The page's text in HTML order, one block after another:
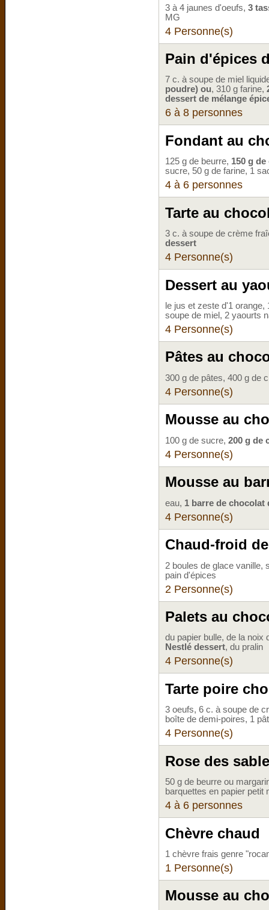
3 à 4 jaunes d'oeufs, 3
MG
4 Personne(s)
Pain d'épices
7 c. à soupe de miel
poudre) ou, 310 g farine,
dessert de mélange
6 à 8 personnes
Fondant au
125 g de beurre, 150 g
sucre, 50 g de farine, 1
4 à 6 personnes
Tarte au
3 c. à soupe de crème
dessert
4 Personne(s)
Dessert au
le jus et zeste d'1
soupe de miel, 2 yaourts
4 Personne(s)
Pâtes au
300 g de pâtes, 400 g de
4 Personne(s)
Mousse au
100 g de sucre, 200 g de
4 Personne(s)
Mousse au
eau, 1 barre de chocolat
4 Personne(s)
Chaud-froid
2 boules de glace vanille,
pain d'épices
2 Personne(s)
Palets au
du papier bulle, de la
Nestlé dessert, du pralin
4 Personne(s)
Tarte poire
3 oeufs, 6 c. à soupe de
boîte de demi-poires, 1
4 Personne(s)
Rose des
50 g de beurre ou
barquettes en papier petit
4 à 6 personnes
Chèvre chaud
1 chèvre frais genre
1 Personne(s)
Mousse au